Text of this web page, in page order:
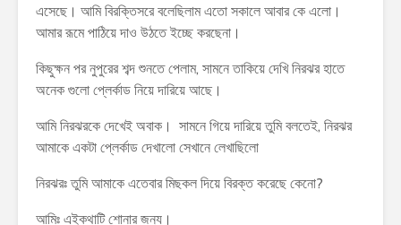
এসেছে। আমি বিরক্তিসরে বলেছিলাম এতো সকালে আবার কে এলো।
আমার রূমে পাঠিয়ে দাও উঠতে ইচ্ছে করছেনা।
কিছুক্ষন পর নুপুরের শব্দ শুনতে পেলাম, সামনে তাকিয়ে দেখি নিরঝর হাতে
অনেক গুলো প্লের্কাড নিয়ে দারিয়ে আছে।
আমি নিরঝরকে দেখেই অবাক। সামনে গিয়ে দারিয়ে তুমি বলতেই, নিরঝর
আমাকে একটা প্লের্কাড দেখালো সেখানে লেখাছিলো
নিরঝরঃ তুমি আমাকে এতেবার মিছকল দিয়ে বিরক্ত করেছে কেনো?
আমিঃ এইকথাটি শোনার জন্য।